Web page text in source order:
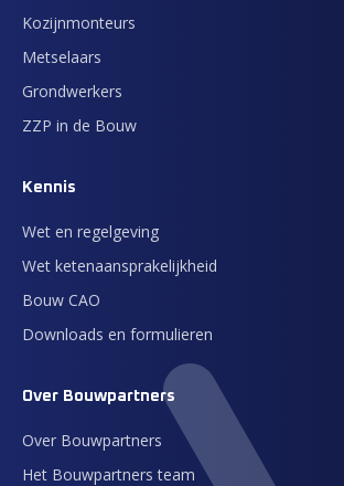
Kozijnmonteurs
Metselaars
Grondwerkers
ZZP in de Bouw
Kennis
Wet en regelgeving
Wet ketenaansprakelijkheid
Bouw CAO
Downloads en formulieren
Over Bouwpartners
Over Bouwpartners
Het Bouwpartners team